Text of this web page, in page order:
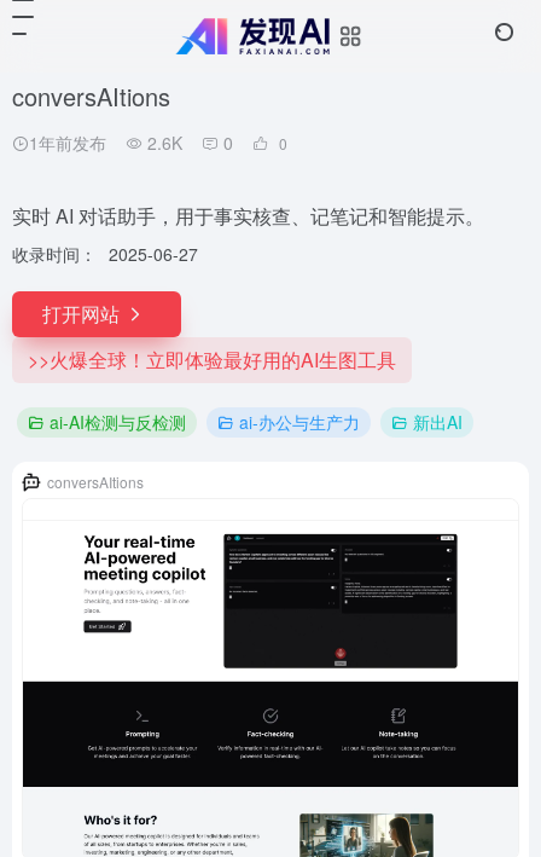
conversAItions
1年前发布 2.6K 0 0
实时 AI 对话助手，用于事实核查、记笔记和智能提示。
收录时间： 2025-06-27
打开网站
>>火爆全球！立即体验最好用的AI生图工具
ai-AI检测与反检测 ai-办公与生产力 新出AI
conversAItions